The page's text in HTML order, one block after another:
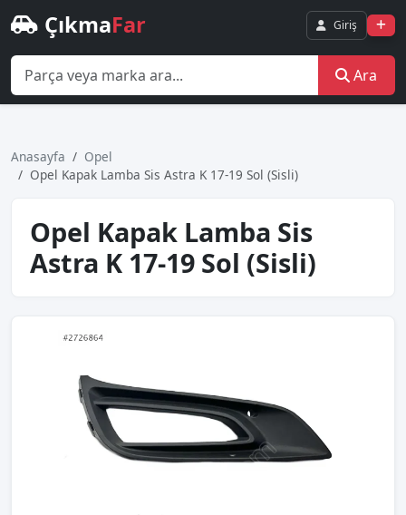
ÇıkmaFar Giriş
Ara
Anasayfa
Opel
Opel Kapak Lamba Sis Astra K 17-19 Sol (Sisli)
Opel Kapak Lamba Sis
Astra K 17-19 Sol (Sisli)